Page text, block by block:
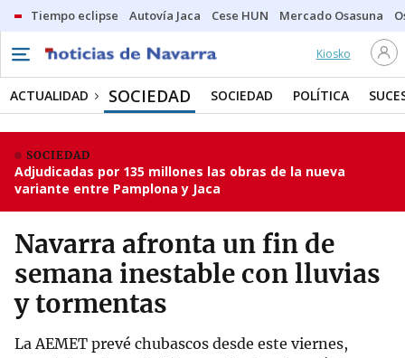
Tiempo eclipse Autovía Jaca Cese HUN Mercado Osasuna
Kiosko
ACTUALIDAD SOCIEDAD SOCIEDAD POLÍTICA
SOCIEDAD
Adjudicadas por 135 millones las obras de la nueva
variante entre Pamplona y Jaca
Navarra afronta un fin de
semana inestable con lluvias
y tormentas
La AEMET prevé chubascos desde este viernes,